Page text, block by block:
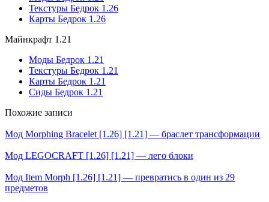
Текстуры Бедрок 1.26
Карты Бедрок 1.26
Майнкрафт 1.21
Моды Бедрок 1.21
Текстуры Бедрок 1.21
Карты Бедрок 1.21
Сиды Бедрок 1.21
Похожие записи
Мод Morphing Bracelet [1.26] [1.21] — браслет трансформации
Мод LEGOCRAFT [1.26] [1.21] — лего блоки
Мод Item Morph [1.26] [1.21] — превратись в один из 29
предметов